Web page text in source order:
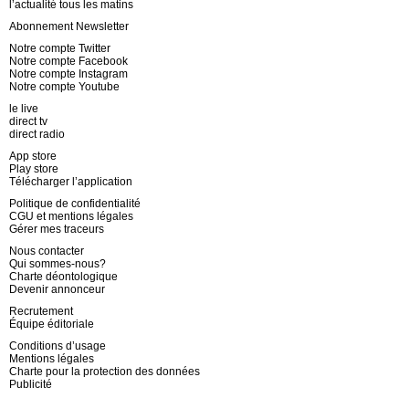
l’actualité tous les matins
Abonnement Newsletter
Notre compte Twitter
Notre compte Facebook
Notre compte Instagram
Notre compte Youtube
le live
direct tv
direct radio
App store
Play store
Télécharger l’application
Politique de confidentialité
CGU et mentions légales
Gérer mes traceurs
Nous contacter
Qui sommes-nous?
Charte déontologique
Devenir annonceur
Recrutement
Équipe éditoriale
Conditions d’usage
Mentions légales
Charte pour la protection des données
Publicité